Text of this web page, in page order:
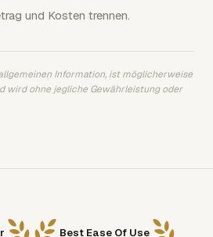
und Kosten trennen.
Information, ist möglicherweise
wird ohne jegliche Gewährleistung oder
Best Ease Of Use